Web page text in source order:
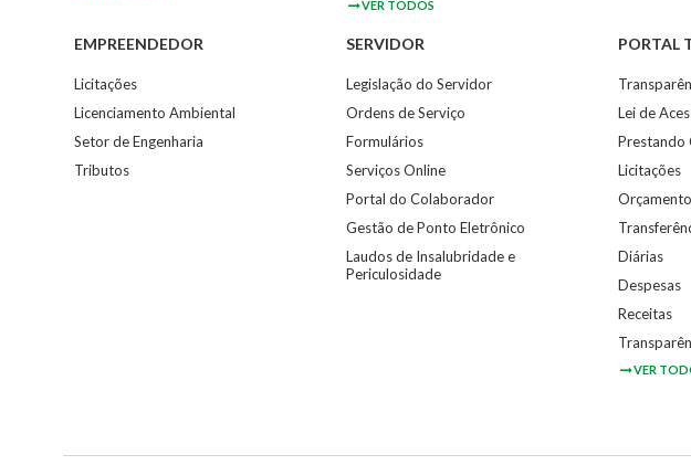
VER TODOS
EMPREENDEDOR
Licitações
Licenciamento Ambiental
Setor de Engenharia
Tributos
SERVIDOR
Legislação do Servidor
Ordens de Serviço
Formulários
Serviços Online
Portal do Colaborador
Gestão de Ponto Eletrônico
Laudos de Insalubridade e
Periculosidade
PORTAL
Lei de
Prestando
Licitações
Diárias
Despesas
Receitas
VER